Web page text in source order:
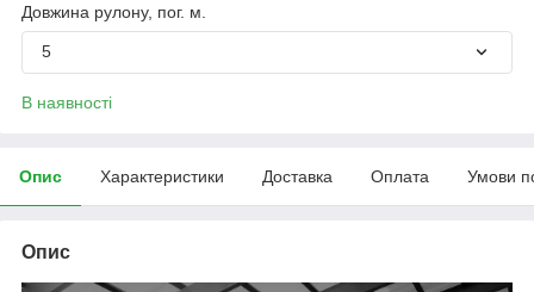
Довжина рулону, пог. м.
5
В наявності
Опис Характеристики Доставка Оплата Умови
Опис